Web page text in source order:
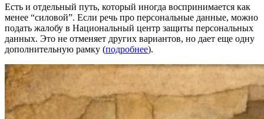
Есть и отдельный путь, который иногда воспринимается как
менее “силовой”. Если речь про персональные данные, можно
подать жалобу в Национальный центр защиты персональных
данных. Это не отменяет других вариантов, но дает еще одну
дополнительную рамку (подробнее).